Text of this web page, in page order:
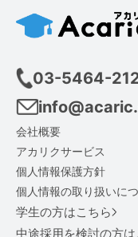
03-5464-
会社概要
アカリクサービス
個人情報保護方針
個人情報の取り扱いに
学生の方はこちら
中途採用を検討の方は